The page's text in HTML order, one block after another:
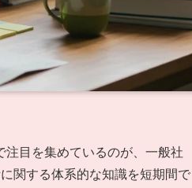
目を集めているのが、一般社
関する体系的な知識を短期間で